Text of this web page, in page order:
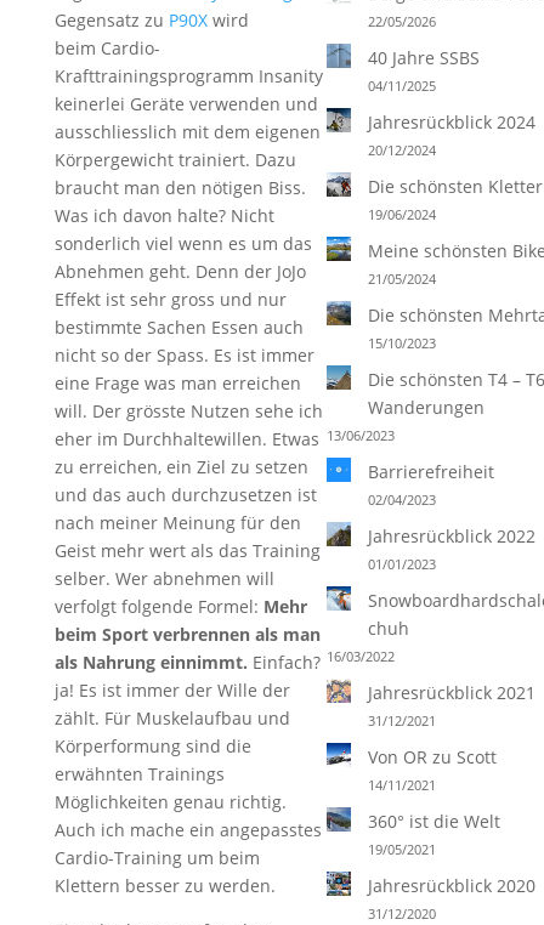
Gegensatz zu P90Xwird
beim Cardio-
Krafttrainingsprogramm Insanity
keinerlei Geräte verwenden und
ausschliesslich mit dem eigenen
Körpergewicht trainiert. Dazu
braucht man den nötigen Biss.
Was ich davon halte? Nicht
sonderlich viel wenn es um das
Abnehmen geht. Denn der JoJo
Effekt ist sehr gross und nur
bestimmte Sachen Essen auch
nicht so der Spass. Es ist immer
eine Frage was man erreichen
will. Der grösste Nutzen sehe ich
eher im Durchhaltewillen. Etwas
zu erreichen, ein Ziel zu setzen
und das auch durchzusetzen ist
nach meiner Meinung für den
Geist mehr wert als das Training
selber. Wer abnehmen will
verfolgt folgende Formel: Mehr
beim Sport verbrennen als man
als Nahrung einnimmt. Einfach?
ja! Es ist immer der Wille der
zählt. Für Muskelaufbau und
Körperformung sind die
erwähnten Trainings
Möglichkeiten genau richtig.
Auch ich mache ein angepasstes
Cardio-Training um beim
Klettern besser zu werden.
22/05/2026
40 Jahre SSBS
04/11/2025
Jahresrückblick 2024
20/12/2024
Die schönsten
19/06/2024
Meine schönsten
21/05/2024
Die schönsten
15/10/2023
Die schönsten T4 – T6
Wanderungen
13/06/2023
Barrierefreiheit
02/04/2023
Jahresrückblick 2022
01/01/2023
chuh
16/03/2022
Jahresrückblick 2021
31/12/2021
Von OR zu Scott
14/11/2021
360° ist die Welt
19/05/2021
Jahresrückblick 2020
31/12/2020